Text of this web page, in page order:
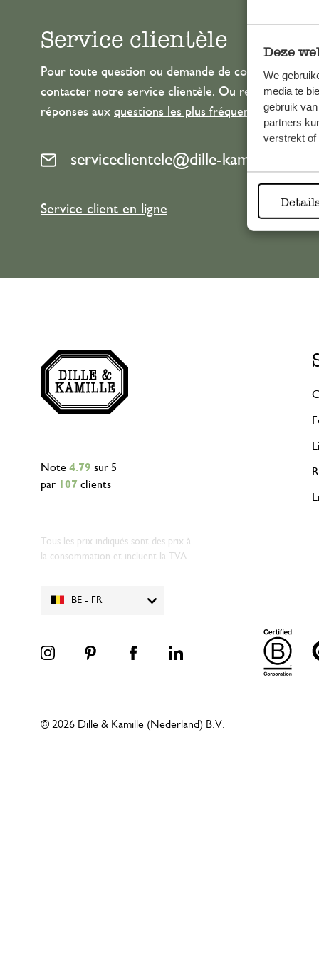
Deze
We
media te
gebruik
partners
verstrekt of
Service clientèle
Pour toute question ou demande de conseil ou
contacter notre service clientèle. Ou retrouvez ici
réponses aux questions les plus fréquemment posées
serviceclientele@dille-kamille.com
Service client en ligne
BE - FR
Note 4.79 sur 5
par
107 clients
Tous les prix indiqués sont des prix à
la consommation et incluent la TVA.
© 2026 Dille & Kamille (Nederland) B.V.